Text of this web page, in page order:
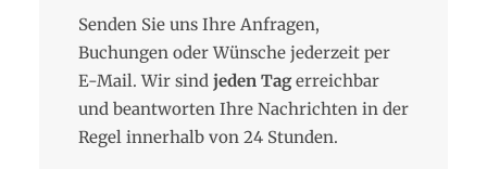
Senden Sie uns Ihre Anfragen,
Buchungen oder Wünsche jederzeit per
E-Mail. Wir sind jeden Tagerreichbar
und beantworten Ihre Nachrichten in der
Regel innerhalb von 24 Stunden.